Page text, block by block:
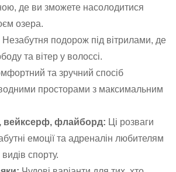
де ви зможете насолодитися
озера.
Незабутня подорож під вітрилами, де
та вітер у волоссі.
та зручний спосіб
просторами з максимальним
вейксерф, флайборд: Ці розваги
емоції та адреналін любителям
спорту.